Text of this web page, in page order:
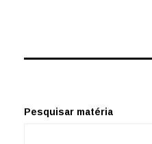
Pesquisar matéria